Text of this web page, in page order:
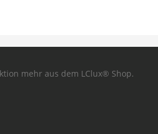
mehr aus dem LClux® Shop.